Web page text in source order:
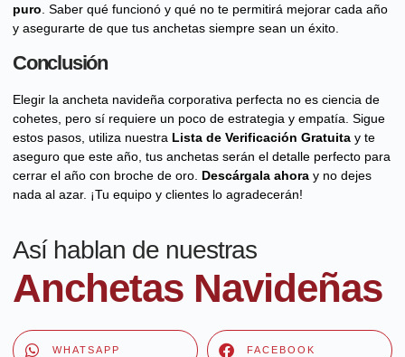
puro . Saber qué funcionó y qué no te permitirá mejorar cada año
y asegurarte de que tus anchetas siempre sean un éxito.
Conclusión
Elegir la ancheta navideña corporativa perfecta no es ciencia de
cohetes, pero sí requiere un poco de estrategia y empatía. Sigue
estos pasos, utiliza nuestra Lista de Verificación Gratuita y te
aseguro que este año, tus anchetas serán el detalle perfecto para
cerrar el año con broche de oro. Descárgala ahora y no dejes
nada al azar. ¡Tu equipo y clientes lo agradecerán!
Así hablan de nuestras
Anchetas Navideñas
WHATSAPP FACEBOOK